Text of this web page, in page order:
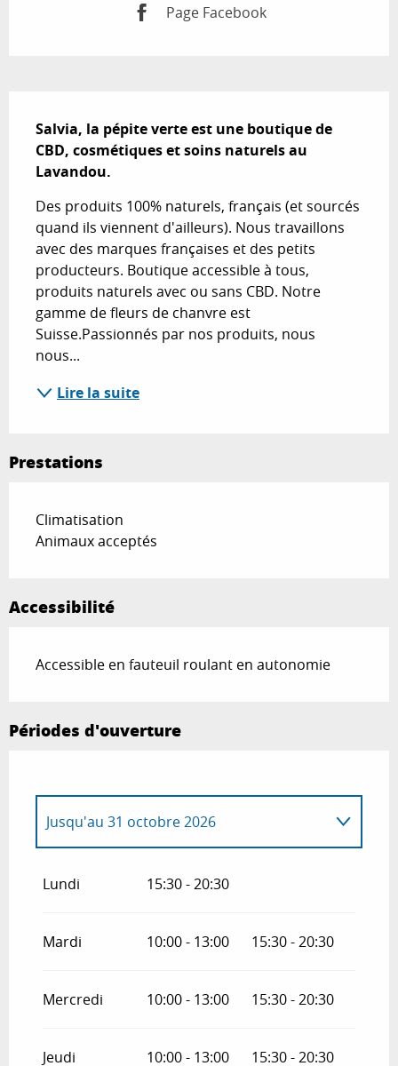
Page Facebook
Salvia, la pépite verte est une boutique de
CBD, cosmétiques et soins naturels au
Lavandou.
Des produits 100% naturels, français (et sourcés
quand ils viennent d'ailleurs). Nous travaillons
avec des marques françaises et des petits
producteurs. Boutique accessible à tous,
produits naturels avec ou sans CBD. Notre
gamme de fleurs de chanvre est
Suisse.Passionnés par nos produits, nous
nous...
Lire la suite
Prestations
Climatisation
Animaux acceptés
Accessibilité
Accessible en fauteuil roulant en autonomie
Périodes d'ouverture
Jusqu'au 31 octobre 2026
2026
Lundi 15:30 - 20:30
Mardi 10:00 - 13:00 15:30 - 20:30
Mercredi 10:00 - 13:00 15:30 - 20:30
Jeudi 10:00 - 13:00 15:30 - 20:30